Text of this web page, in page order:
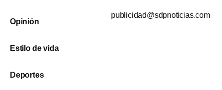
Opinión
Estilo de vida
Deportes
publicidad@sdpnoticias.com